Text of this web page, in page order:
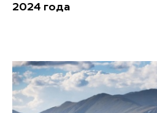
2024 года